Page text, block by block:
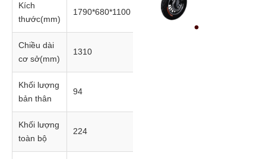
Kích
thước(mm)
1790*680*1100
Chiều dài
cơ sở(mm)
1310
Khối lượng
bản thân
94
Khối lượng
toàn bộ
224